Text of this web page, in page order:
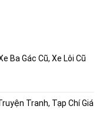
Ba Gác Cũ, Xe Lôi Cũ
Tranh, Tạp Chí Giá